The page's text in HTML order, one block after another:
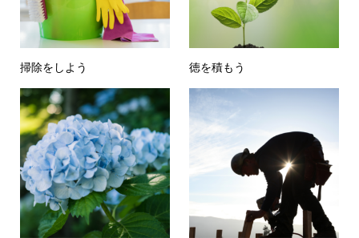
掃除をしよう 徳を積もう